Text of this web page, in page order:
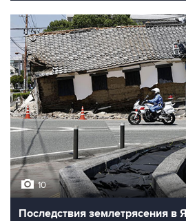
10
Последствия землетрясения в